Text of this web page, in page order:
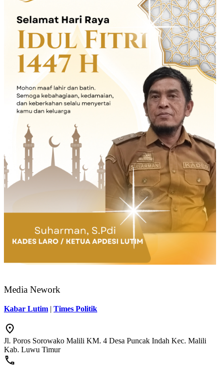
Media Nework
Kabar Lutim | Times Politik
Jl. Poros Sorowako Malili KM. 4 Desa Puncak Indah Kec. Malili
Kab. Luwu Timur